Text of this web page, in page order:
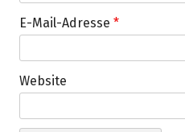
E-Mail-Adresse *
Website